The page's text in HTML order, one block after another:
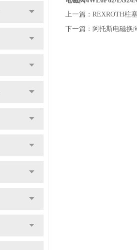
上一篇： REXROTH柱
下一篇： 阿托斯电磁换